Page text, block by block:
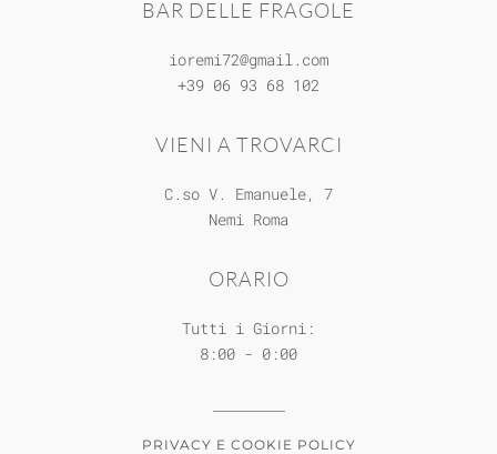
VIENI A TROVARCI
C.so V. Emanuele, 7
Nemi Roma
BAR DELLE FRAGOLE
ioremi72@gmail.com
+39 06 93 68 102
ORARIO
Tutti i Giorni:
8:00 - 0:00
PRIVACY E COOKIE POLICY